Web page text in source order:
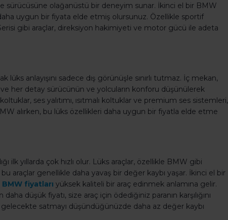
sürücüsüne olağanüstü bir deneyim sunar. İkinci el bir BMW
uygun bir fiyata elde etmiş olursunuz. Özellikle sportif
gibi araçlar, direksiyon hakimiyeti ve motor gücü ile adeta
lüks anlayışını sadece dış görünüşle sınırlı tutmaz. İç mekan,
her detay sürücünün ve yolcuların konforu düşünülerek
ses yalıtımı, ısıtmalı koltuklar ve premium ses sistemleri,
alırken, bu lüks özellikleri daha uygun bir fiyatla elde etme
ilk yıllarda çok hızlı olur. Lüks araçlar, özellikle BMW gibi
araçlar genellikle daha yavaş bir değer kaybı yaşar. İkinci el bir
fiyatları yüksek kaliteli bir araç edinmek anlamına gelir.
düşük fiyatı, size araç için ödediğiniz paranın karşılığını
satmayı düşündüğünüzde daha az değer kaybı